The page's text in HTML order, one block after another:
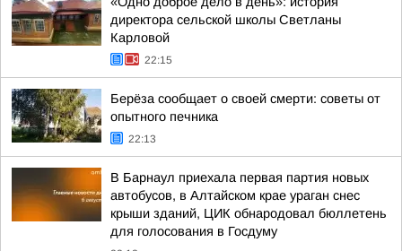
директора сельской школы Светланы
Карловой
22:15
Берёза сообщает о своей смерти: советы от
опытного печника
22:13
В Барнаул приехала первая партия новых
автобусов, в Алтайском крае ураган снес
крыши зданий, ЦИК обнародовал бюллетень
для голосования в Госдуму